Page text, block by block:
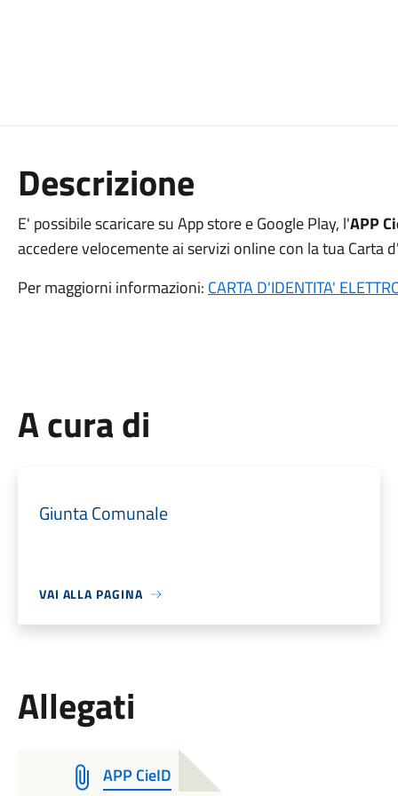
Descrizione
E' possibile scaricare su App store e Google Play, l'APP
accedere velocemente ai servizi online con la tua Carta
Per maggiorni informazioni: CARTA D'IDENTITA'
A cura di
Giunta Comunale
VAI ALLA PAGINA
Allegati
APP CieID